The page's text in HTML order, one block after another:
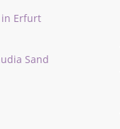
Erfurt
Sand